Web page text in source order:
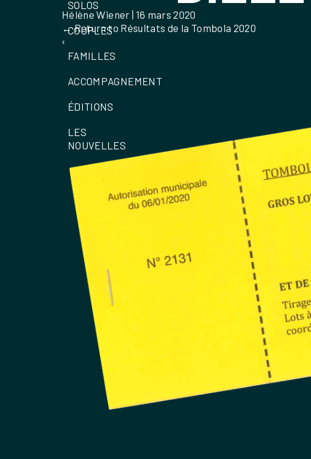
SOLOS
COUPLES
FAMILLES
ACCOMPAGNEMENT
ÉDITIONS
LES
NOUVELLES
Hélène Wiener 16 mars 2020
←Return to Résultats de la Tombola 2020
‹